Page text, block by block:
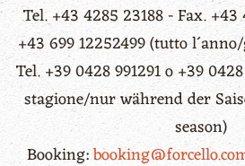
Tel. +43 4285 23188 - Fax.
+43 699 12252499 (tutto
Tel. +39 0428 991291 o +39
stagione/nur während der
season)
Booking: